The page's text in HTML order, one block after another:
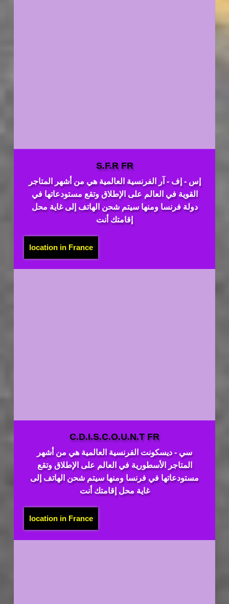
S.F.R FR
إس - إف - آر الفرنسية العالمية هي من أشهر المتاجر
القوية في العالم على الإطلاق وتقع مستودعاتها في
دولة فرنسا ومنها سيتم شحن الهاتف إلى غاية محل
إقامتك أنت
location in France
C.D.I.S.C.O.U.N.T FR
سي - ديسكونت الفرنسية العالمية هي من أشهر
المتاجر الأسطورية في العالم على الإطلاق وتقع
مستودعاتها في فرنسا ومنها سيتم شحن الهاتف إلى
غاية محل إقامتك أنت
location in France